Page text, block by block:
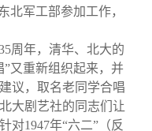
北军工部参加工作，
周年，清华、北大的
又重新组织起来，并
议，取名老同学合唱
大剧艺社的同志们让
对1947年“六二”（反